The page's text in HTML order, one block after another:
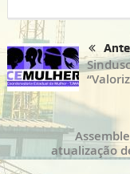
atualização